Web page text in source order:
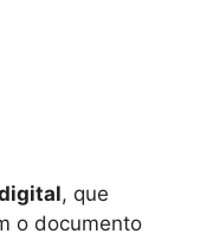
, que
o documento